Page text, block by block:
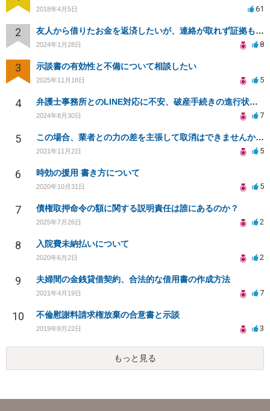
2018年4月5日 61
2 友人から借りたお金を返済したいが、連絡が取れず証拠もない場合、どのように対処すればよいか？
2024年1月28日 8
3 示談書の有効性と不備について相談したい
2025年11月18日 5
4 弁護士事務所とのLINE対応に不安、破産手続きの進行状況は？
2024年8月30日 7
5 この場合、業者との力の差を主張して取消はできませんか？そうなら、強迫でしか戦えないのでしょうか？
2021年11月2日 5
6 時効の援用 書き方について
2020年10月31日 5
7 債権取押命令の額に関する説明責任は誰にあるのか？
2025年7月26日 2
8 入院費未納払いについて
2020年6月2日 2
9 夫婦間の金銭貸借契約、合法的な借用書の作成方法
2021年4月19日 7
10 不倫慰謝料請求権放棄の合意書と示談
2019年8月22日 3
もっと見る